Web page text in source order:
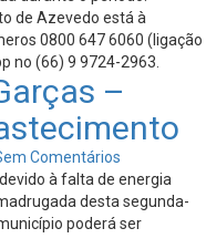
de Azevedo está à
0800 647 6060 (ligação
no (66) 9 9724-2963.
–
Comentários
à falta de energia
desta segunda-
poderá ser